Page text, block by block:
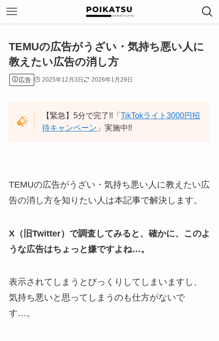
TEMUの広告がうざい・気持ち悪い人に
教えたい広告の消し方
広告 2025年12月3日 2026年1月29日
【緊急】5分で完了!!「TikTokライト3000円招
待キャンペーン 」実施中!!
TEMUの広告がうざい・気持ち悪い人に教えたい広
告の消し方を知りたい人は本記事で解決します。
X（旧Twitter）で調査してみると、確かに、このよ
うな広告はちょっと嫌ですよね…。
表示されてしまうとびっくりしてしまいますし、
気持ち悪いと思ってしまうのも仕方がないで
す…。